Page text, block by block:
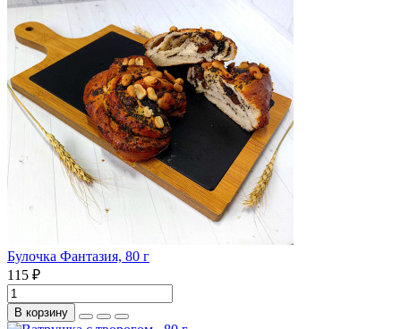
Булочка Фантазия, 80 г
115 ₽
В корзину